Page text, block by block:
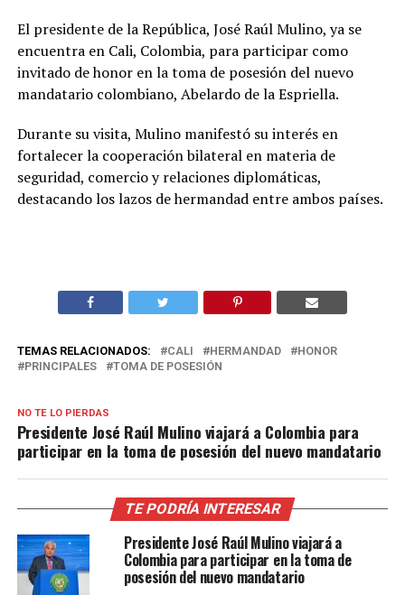
El presidente de la República, José Raúl Mulino, ya se
encuentra en Cali, Colombia, para participar como
invitado de honor en la toma de posesión del nuevo
mandatario colombiano, Abelardo de la Espriella.
Durante su visita, Mulino manifestó su interés en
fortalecer la cooperación bilateral en materia de
seguridad, comercio y relaciones diplomáticas,
destacando los lazos de hermandad entre ambos países.
TEMAS RELACIONADOS: CALI HERMANDAD
HONOR
PRINCIPALES
TOMA DE POSESIÓN
NO TE LO PIERDAS
Presidente José Raúl Mulino viajará a Colombia para
participar en la toma de posesión del nuevo mandatario
TE PODRÍA INTERESAR
Presidente José Raúl Mulino viajará a
Colombia para participar en la toma de
posesión del nuevo mandatario